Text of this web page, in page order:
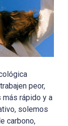
peor,
rápido y a
solemos
carbono,